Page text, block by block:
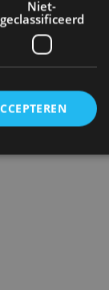
een
vrij grote
bekend zijn
de
flink koppel
Niet-
geclassificeerd